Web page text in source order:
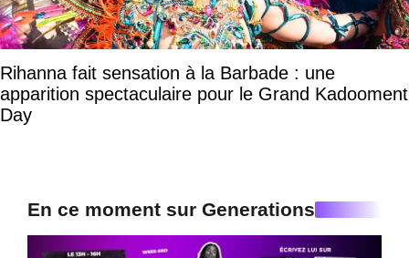
Rihanna fait sensation à la Barbade : une
apparition spectaculaire pour le Grand Kadooment
Day
En ce moment sur Generations